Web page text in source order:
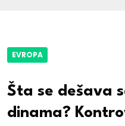
EVROPA
Šta se dešava
dinama?